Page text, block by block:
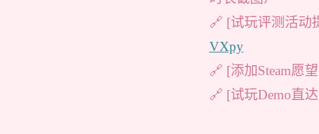
🔗 [试玩评测活动
VXpy
🔗 [添加Steam愿
🔗 [试玩Demo直